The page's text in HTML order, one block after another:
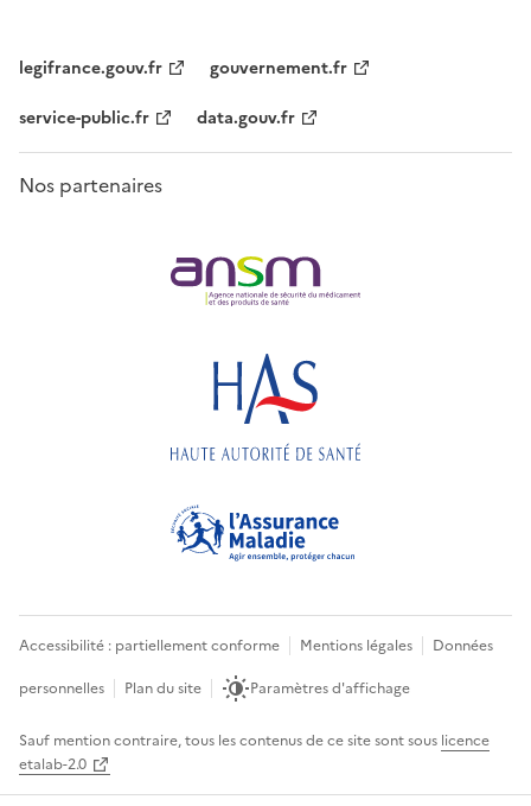
legifrance.gouv.fr
gouvernement.fr
service-public.fr
data.gouv.fr
Nos partenaires
Accessibilité : partiellement conforme Mentions légales
Données
personnelles
Plan du site Paramètres d'affichage
Sauf mention contraire, tous les contenus de ce site sont sous licence
etalab-2.0